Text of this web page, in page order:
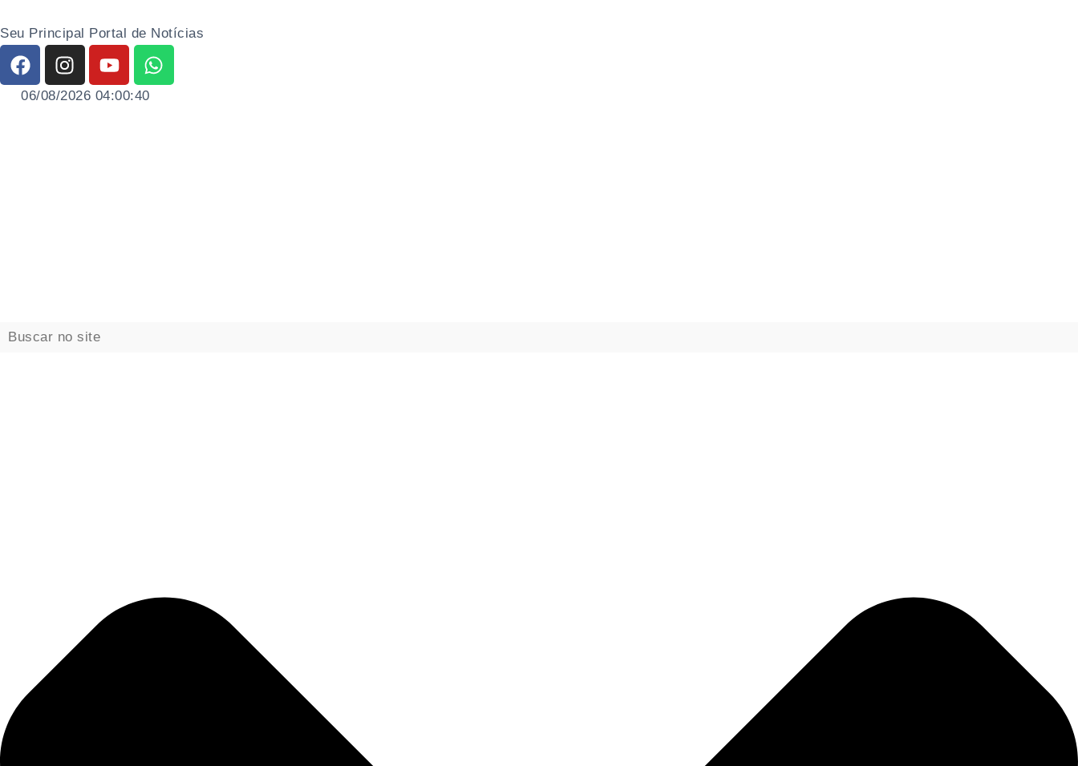
Seu Principal Portal de Notícias
06/08/2026 04:00:41